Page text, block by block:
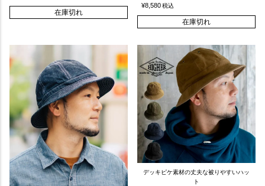
在庫切れ
¥8,580税込
在庫切れ
デッキピケ素材の丈夫な被りやすいハッ
ト